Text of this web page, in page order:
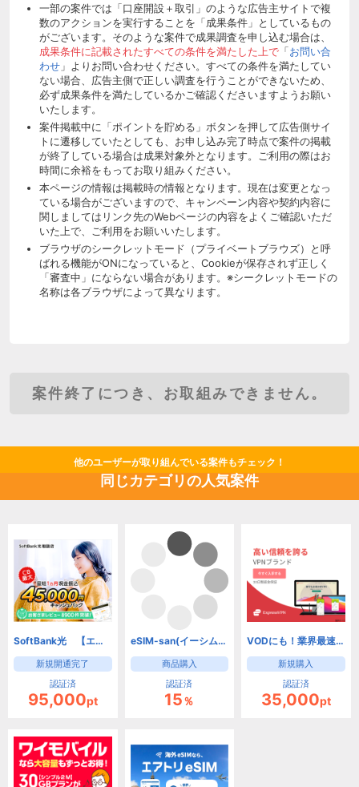
一部の案件では「口座開設＋取引」のような広告主サイトで複
数のアクションを実行することを「成果条件」としているもの
がございます。そのような案件で成果調査を申し込む場合は、
成果条件に記載されたすべての条件を満たした上で「お問い合
わせ」よりお問い合わせください。すべての条件を満たしてい
ない場合、広告主側で正しい調査を行うことができないため、
必ず成果条件を満たしているかご確認くださいますようお願い
いたします。
案件掲載中に「ポイントを貯める」ボタンを押して広告側サイ
トに遷移していたとしても、お申し込み完了時点で案件の掲載
が終了している場合は成果対象外となります。ご利用の際はお
時間に余裕をもってお取り組みください。
本ページの情報は掲載時の情報となります。現在は変更となっ
ている場合がございますので、キャンペーン内容や契約内容に
関しましてはリンク先のWebページの内容をよくご確認いただ
いた上で、ご利用をお願いいたします。
ブラウザのシークレットモード（プライベートブラウズ）と呼
ばれる機能がONになっていると、Cookieが保存されず正しく
「審査中」にならない場合があります。※シークレットモードの
名称は各ブラウザによって異なります。
案件終了につき、お取組みできません。
他のユーザーが取り組んでいる案件もチェック！
同じカテゴリの人気案件
SoftBank光 【エヌズカンパニー】(新規開通)
新規開通完了
認証済
95,000pt
eSIM-san(イーシムさん)
商品購入
認証済
15％
VODにも！業界最速、安全・匿名VPNサービス【ExpressVPN】
新規購入
認証済
35,000pt